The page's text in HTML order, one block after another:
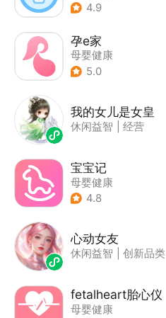
4.9
孕e家
母婴健康
5.0
我的女儿是女皇
休闲益智 经营
宝宝记
母婴健康
4.8
心动女友
休闲益智 创新品类
fetalheart胎心仪
母婴健康